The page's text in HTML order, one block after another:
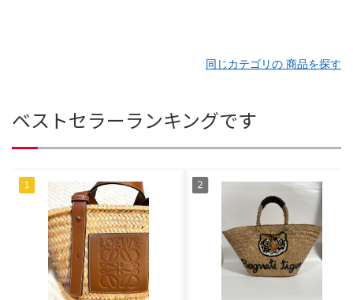
同じカテゴリの 商品を探す
ベストセラーランキングです